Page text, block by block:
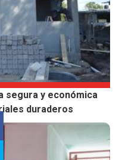
segura y económica
duraderos